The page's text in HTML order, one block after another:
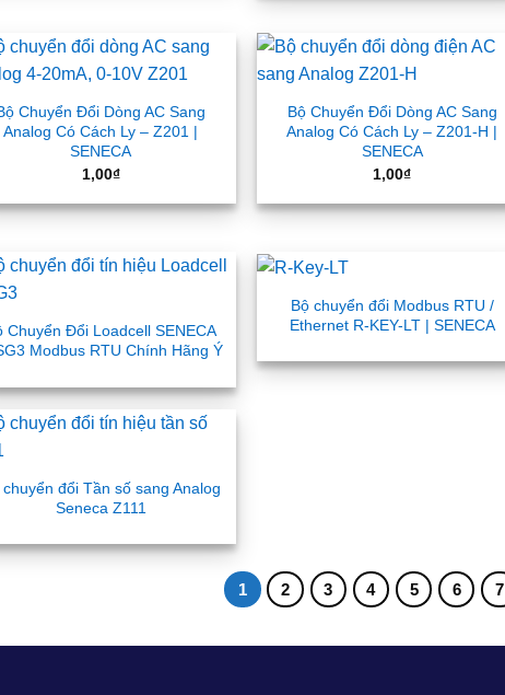
Chuyển Đổi Dòng AC Sang
Analog Có Cách Ly – Z201 |
SENECA
1,00₫
Bộ Chuyển Đổi Dòng AC Sang
Analog Có Cách Ly – Z201-H |
SENECA
1,00₫
Chuyển Đổi Loadcell SENECA
Modbus RTU Chính Hãng Ý
Bộ chuyển đổi Modbus RTU /
Ethernet R-KEY-LT | SENECA
chuyển đổi Tần số sang Analog
Seneca Z111
1 2 3 4 5 6 7